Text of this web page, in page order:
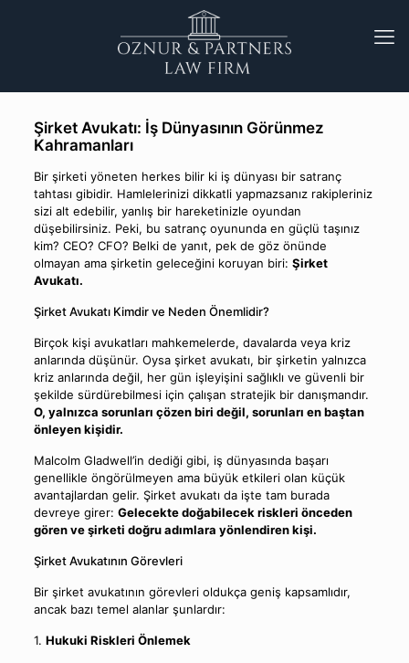
Şirket Avukatı: İş Dünyasının Görünmez
Kahramanları
Bir şirketi yöneten herkes bilir ki iş dünyası bir satranç
tahtası gibidir. Hamlelerinizi dikkatli yapmazsanız rakipleriniz
sizi alt edebilir, yanlış bir hareketinizle oyundan
düşebilirsiniz. Peki, bu satranç oyununda en güçlü taşınız
kim? CEO? CFO? Belki de yanıt, pek de göz önünde
olmayan ama şirketin geleceğini koruyan biri: Şirket
Avukatı.
Şirket Avukatı Kimdir ve Neden Önemlidir?
Birçok kişi avukatları mahkemelerde, davalarda veya kriz
anlarında düşünür. Oysa şirket avukatı, bir şirketin yalnızca
kriz anlarında değil, her gün işleyişini sağlıklı ve güvenli bir
şekilde sürdürebilmesi için çalışan stratejik bir danışmandır.
O, yalnızca sorunları çözen biri değil, sorunları en baştan
önleyen kişidir.
Malcolm Gladwell’in dediği gibi, iş dünyasında başarı
genellikle öngörülmeyen ama büyük etkileri olan küçük
avantajlardan gelir. Şirket avukatı da işte tam burada
devreye girer: Gelecekte doğabilecek riskleri önceden
gören ve şirketi doğru adımlara yönlendiren kişi.
Şirket Avukatının Görevleri
Bir şirket avukatının görevleri oldukça geniş kapsamlıdır,
ancak bazı temel alanlar şunlardır:
1. Hukuki Riskleri Önlemek